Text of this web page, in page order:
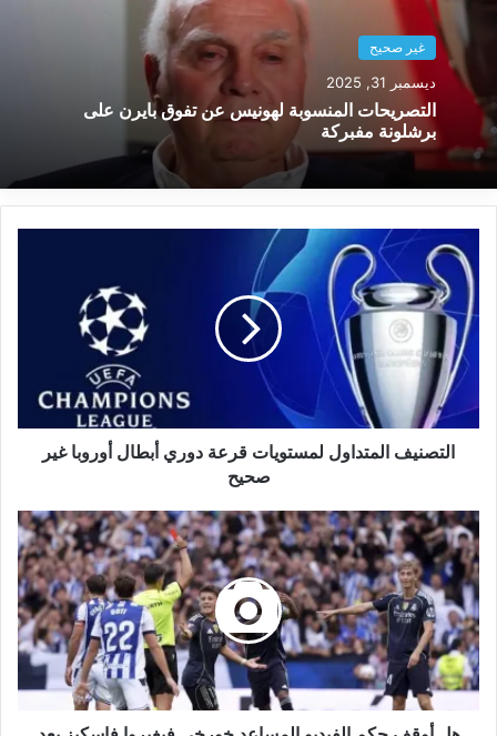
غير صحيح
ديسمبر 31, 2025
التصريحات المنسوبة لهونيس عن تفوق بايرن على
برشلونة مفبركة
التصنيف المتداول لمستويات قرعة دوري أبطال أوروبا غير
صحيح